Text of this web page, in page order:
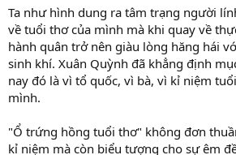
Ta như hình dung ra tâm trạng người
về tuổi thơ của mình mà khi quay về
hành quân trở nên giàu lòng hăng hái
sinh khí. Xuân Quỳnh đã khẳng định
nay đó là vì tổ quốc, vì bà, vì kỉ niệm
mình.
"Ổ trứng hồng tuổi thơ" không đơn
kỉ niệm mà còn biểu tượng cho sự êm